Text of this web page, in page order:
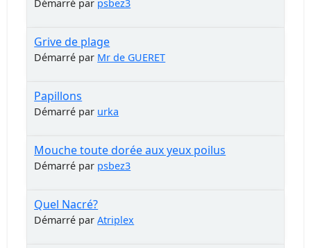
Démarré par psbez3
Grive de plage
Démarré par Mr de GUERET
Papillons
Démarré par urka
Mouche toute dorée aux yeux poilus
Démarré par psbez3
Quel Nacré?
Démarré parAtriplex